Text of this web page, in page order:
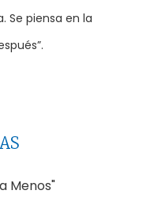
Se piensa en la
Menos"